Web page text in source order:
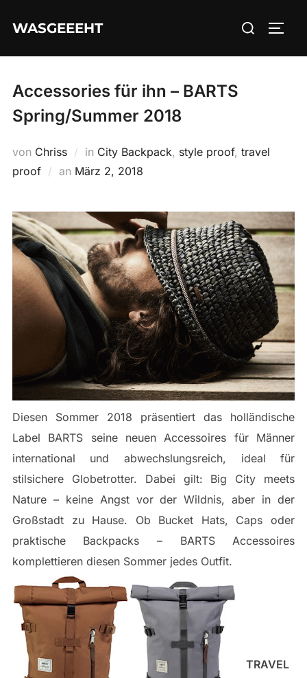
InhaltWASGEEEHT
Suchen
Accessories für ihn – BARTS
Spring/Summer 2018
von Chriss in City Backpack, style proof, travel
proof
an Veröffentlicht
März 2, 2018
Diesen Sommer 2018 präsentiert das holländische
Label BARTS seine neuen Accessoires für Männer
international und abwechslungsreich, ideal für
stilsichere Globetrotter. Dabei gilt: Big City meets
Nature – keine Angst vor der Wildnis, aber in der
Großstadt zu Hause. Ob Bucket Hats, Caps oder
praktische Backpacks – BARTS Accessoires
komplettieren diesen Sommer jedes Outfit.
TRAVEL